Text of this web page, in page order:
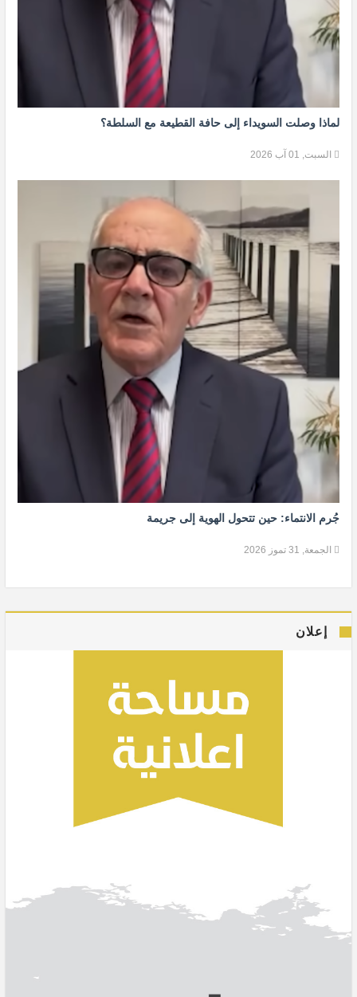
لماذا وصلت السويداء إلى حافة القطيعة مع السلطة؟
السبت, 01 آب 2026
جُرم الانتماء: حين تتحول الهوية إلى جريمة
الجمعة, 31 تموز 2026
إعلان